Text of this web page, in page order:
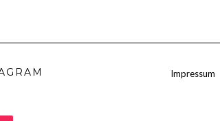
Impressum